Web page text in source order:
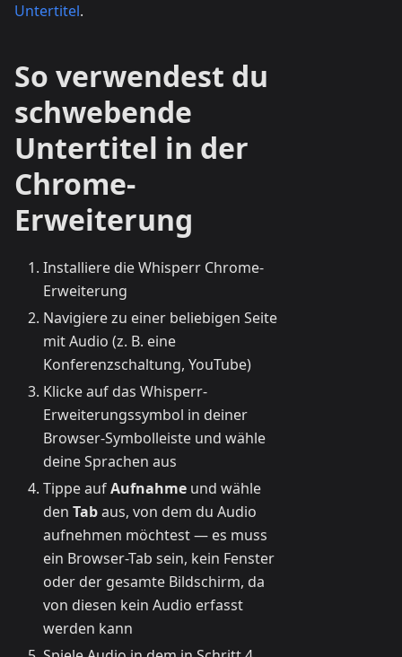
Untertitel.
So verwendest du
schwebende
Untertitel in der
Chrome-
Erweiterung
Installiere die Whisperr Chrome-
Erweiterung
Navigiere zu einer beliebigen Seite
mit Audio (z. B. eine
Konferenzschaltung, YouTube)
Klicke auf das Whisperr-
Erweiterungssymbol in deiner
Browser-Symbolleiste und wähle
deine Sprachen aus
Tippe aufAufnahme und wähle
den Tabaus, von dem du Audio
aufnehmen möchtest — es muss
ein Browser-Tab sein, kein Fenster
oder der gesamte Bildschirm, da
von diesen kein Audio erfasst
werden kann